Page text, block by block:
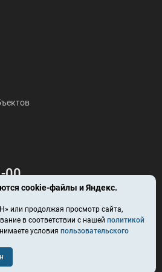
00
cookie-файлы и Яндекс.
или продолжая просмотр сайта,
в соответствии с нашей политикой
условия пользовательского